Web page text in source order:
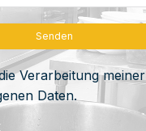
Verarbeitung meiner
Daten.